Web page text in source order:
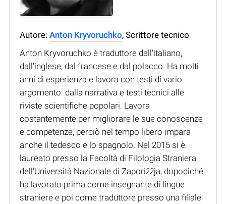
Autore: Anton Kryvoruchko, Scrittore tecnico
Anton Kryvoruchko è traduttore dall'italiano,
dall'inglese, dal francese e dal polacco. Ha molti
anni di esperienza e lavora con testi di vario
argomento: dalla narrativa e testi tecnici alle
riviste scientifiche popolari. Lavora
costantemente per migliorare le sue conoscenze
e competenze, perciò nel tempo libero impara
anche il tedesco e lo spagnolo. Nel 2015 si è
laureato presso la Facoltà di Filologia Straniera
dell'Università Nazionale di Zaporižžja, dopodiché
ha lavorato prima come insegnante di lingue
straniere e poi come traduttore presso una filiale